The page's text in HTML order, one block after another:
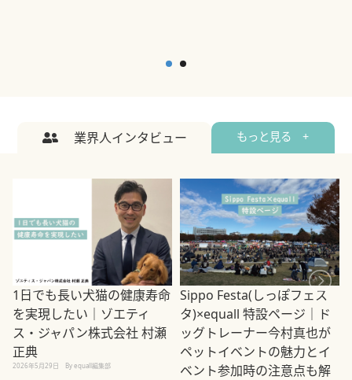
業界人インタビュー もっと見る +
1日でも長い犬猫の健康寿命
を実現したい｜ゾエティ
ス・ジャパン株式会社 村瀬
正典
2026年5月29日 By equall編集部
Sippo Festa(しっぽフェス
タ)×equall 特設ページ｜ド
ッグトレーナー今村真也が
ペットイベントの魅力とイ
ベント参加時の注意点も解